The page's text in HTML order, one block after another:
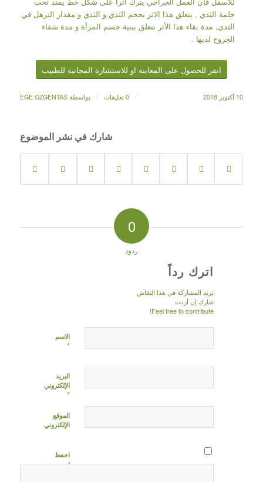
حلمة الثدي , يتعلق هذا الاثر بحجم الثدي و الثدي و مقدار الترهل في
الثدي, مدة بقاء هذا الأثر تتعلق ببنية جسم المرأة و مدة شفاء
الجروح لديها .
انقر للحصول على المعاينة او للاستشارة المجانية للطبيب
10 أكتوبر 2018 / 0 تعليقات / بواسطةEGE OZGENTAS
شارك في نشر الموضوع
0
ردود
اترك رداً
تريد المشاركة في هذا النقاش
شارك إن أردت
Feel free to contribute!
الاسم
*
البريد
الإلكتروني
*
الموقع
الإلكتروني
احفظ
اسمي،